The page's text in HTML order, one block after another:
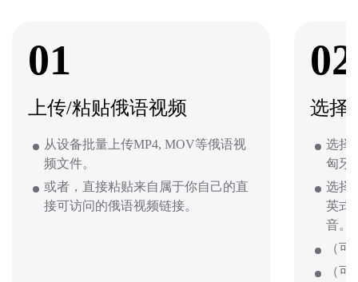
01
上传/粘贴俄语视频
从设备批量上传MP4, MOV等俄语视
频文件。
或者，直接粘贴来自属于你自己的直
接可访问的俄语视频链接。
02
选择
选择
匈牙
选择
英式
音。
（
（